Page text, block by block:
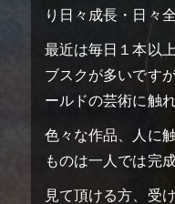
り日々成長・日々
最近は毎日１本以
ブスクが多いです
ールドの芸術に触
色々な作品、人に
ものは一人では完
見て頂ける方、受